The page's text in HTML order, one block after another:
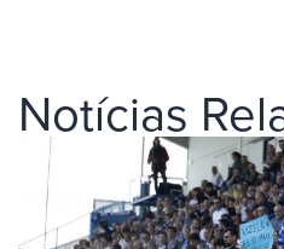
Notícias